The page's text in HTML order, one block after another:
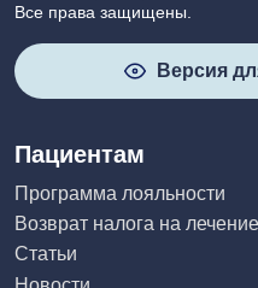
Все права защищены.
Версия
Пациентам
Программа лояльности
Возврат налога на лечение
Статьи